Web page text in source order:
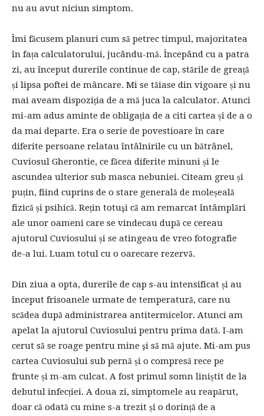
nu au avut niciun simptom.
Îmi făcusem planuri cum să petrec timpul, majoritatea
în fața calculatorului, jucându-mă. Începând cu a patra
zi, au început durerile continue de cap, stările de greață
și lipsa poftei de mâncare. Mi se tăiase din vigoare și nu
mai aveam dispoziția de a mă juca la calculator. Atunci
mi-am adus aminte de obligația de a citi cartea și de a o
da mai departe. Era o serie de povestioare în care
diferite persoane relatau întâlnirile cu un bătrânel,
Cuviosul Gherontie, ce făcea diferite minuni și le
ascundea ulterior sub masca nebuniei. Citeam greu și
puțin, fiind cuprins de o stare generală de moleșeală
fizică și psihică. Rețin totuşi că am remarcat întâmplări
ale unor oameni care se vindecau după ce cereau
ajutorul Cuviosului și se atingeau de vreo fotografie
de-a lui. Luam totul cu o oarecare rezervă.
Din ziua a opta, durerile de cap s-au intensificat și au
început frisoanele urmate de temperatură, care nu
scădea după administrarea antitermicelor. Atunci am
apelat la ajutorul Cuviosului pentru prima dată. I-am
cerut să se roage pentru mine şi să mă ajute. Mi-am pus
cartea Cuviosului sub pernă și o compresă rece pe
frunte și m-am culcat. A fost primul somn liniștit de la
debutul infecției. A doua zi, simptomele au reapărut,
doar că odată cu mine s-a trezit și o dorință de a